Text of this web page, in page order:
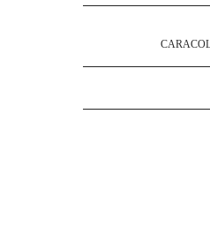
CARACOL